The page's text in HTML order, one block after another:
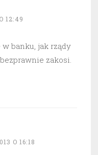
12:49
banku, jak rządy
zakosi.
O 16:18